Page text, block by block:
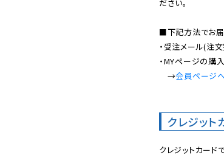
ださい。
■下記方法でお届
・受注メール(注
・MYページの購
→会員ページ
クレジット
クレジットカード